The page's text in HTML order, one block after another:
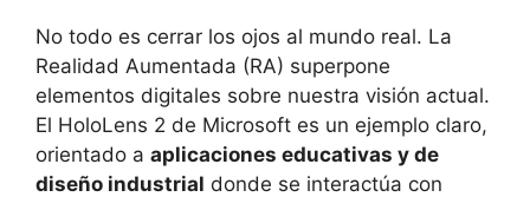
No todo es cerrar los ojos al mundo real. La
Realidad Aumentada (RA) superpone
elementos digitales sobre nuestra visión actual.
El HoloLens 2 de Microsoft es un ejemplo claro,
orientado a aplicaciones educativas y de
diseño industrial donde se interactúa con